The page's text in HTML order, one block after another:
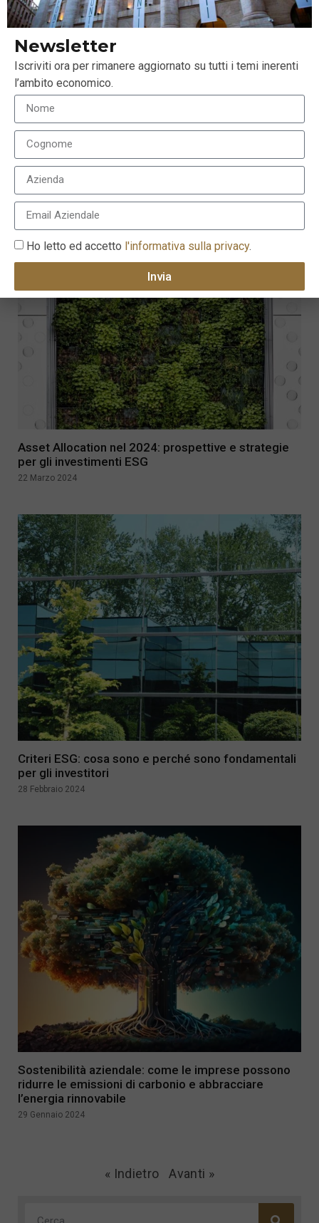
Impegno crescente verso investimenti ESG
nell’orizzonte dei life insurers europei
23 Marzo 2024
Asset Allocation nel 2024: prospettive e strategie
per gli investimenti ESG
22 Marzo 2024
Criteri ESG: cosa sono e perché sono fondamentali
per gli investitori
28 Febbraio 2024
Sostenibilità aziendale: come le imprese possono
ridurre le emissioni di carbonio e abbracciare
l’energia rinnovabile
29 Gennaio 2024
« Indietro Avanti »
Newsletter
Iscriviti ora per rimanere aggiornato su tutti i temi inerenti
l’ambito economico.
Ho letto ed accetto l'informativa sulla privacy.
Invia